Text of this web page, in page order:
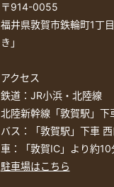
〒914-0055
福井県敦賀市鉄輪町1丁
き」
アクセス
鉄道：JR小浜・北陸線
北陸新幹線「敦賀駅」下
バス：「敦賀駅」下車
車：「敦賀IC」より約10
駐車場はこちら